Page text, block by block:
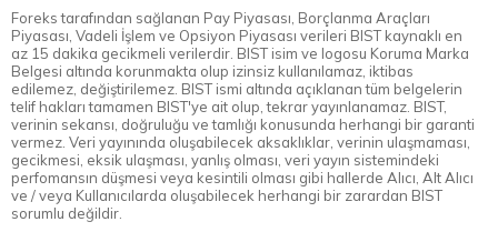
Foreks tarafından sağlanan Pay Piyasası, Borçlanma Araçları
Piyasası, Vadeli İşlem ve Opsiyon Piyasası verileri BIST kaynaklı en
az 15 dakika gecikmeli verilerdir. BIST isim ve logosu Koruma Marka
Belgesi altında korunmakta olup izinsiz kullanılamaz, iktibas
edilemez, değiştirilemez. BIST ismi altında açıklanan tüm belgelerin
telif hakları tamamen BIST'ye ait olup, tekrar yayınlanamaz. BIST,
verinin sekansı, doğruluğu ve tamlığı konusunda herhangi bir garanti
vermez. Veri yayınında oluşabilecek aksaklıklar, verinin ulaşmaması,
gecikmesi, eksik ulaşması, yanlış olması, veri yayın sistemindeki
perfomansın düşmesi veya kesintili olması gibi hallerde Alıcı, Alt Alıcı
ve / veya Kullanıcılarda oluşabilecek herhangi bir zarardan BIST
sorumlu değildir.